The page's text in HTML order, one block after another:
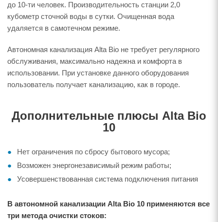
до 10-ти человек. Производительность станции 2,0
кубометр сточной воды в сутки. Очищенная вода
удаляется в самотечном режиме.
Автономная канализация Alta Bio не требует регулярного
обслуживания, максимально надежна и комфорта в
использовании. При установке данного оборудования
пользователь получает канализацию, как в городе.
Дополнительные плюсы Alta Bio
10
Нет ограничения по сбросу бытового мусора;
Возможен энергонезависимый режим работы;
Усовершенствованная система подключения питания
В автономной канализации Alta Bio 10 применяются все
три метода очистки стоков: